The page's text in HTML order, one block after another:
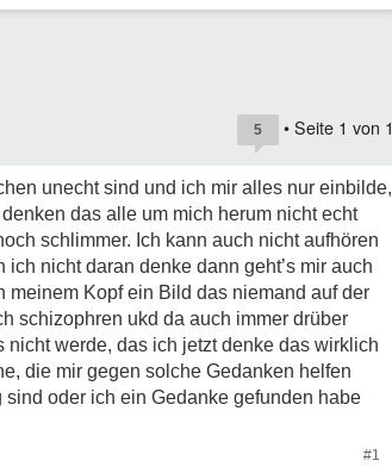
5 • Seite 1 von 1
unecht sind und ich mir alles nur einbilde,
das alle um mich herum nicht echt
schlimmer. Ich kann auch nicht aufhören
nicht daran denke dann geht’s mir auch
Kopf ein Bild das niemand auf der
schizophren ukd da auch immer drüber
werde, das ich jetzt denke das wirklich
die mir gegen solche Gedanken helfen
oder ich ein Gedanke gefunden habe
#1